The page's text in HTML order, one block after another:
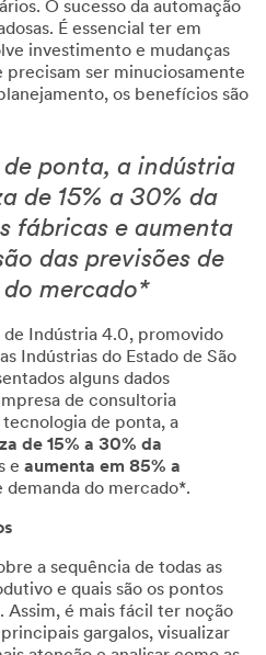
O sucesso da automação
É essencial ter em
investimento e mudanças
ser minuciosamente
os benefícios são
ponta, a indústria
de 15% a 30% da
fábricas e aumenta
das previsões de
mercado*
de Indústria 4.0, promovido
Indústrias do Estado de São
alguns dados
de consultoria
de ponta, a
de 15% a 30% da
e aumenta em 85% a
demanda do mercado*.
a sequência de todas as
e quais são os pontos
Assim, é mais fácil ter noção
gargalos, visualizar